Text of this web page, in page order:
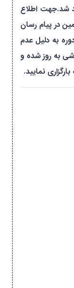
شد.جهت اطلاع
۰۹۳۳۸۸۳۱۳۱۷ خانم امین در پیام رسان
به دلیل عدم
به روز شده و
نمایید.